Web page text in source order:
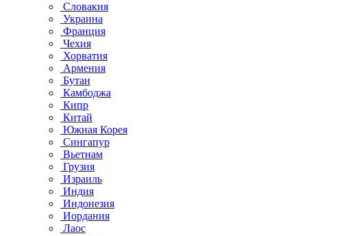
Словакия
Украина
Франция
Чехия
Хорватия
Армения
Бутан
Камбоджа
Кипр
Китай
Южная Корея
Сингапур
Вьетнам
Грузия
Израиль
Индия
Индонезия
Иордания
Лаос